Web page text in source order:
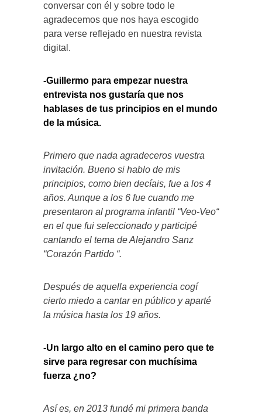
conversar con él y sobre todo le
agradecemos que nos haya escogido
para verse reflejado en nuestra revista
digital.
-Guillermo para empezar nuestra
entrevista nos gustaría que nos
hablases de tus principios en el mundo
de la música.
Primero que nada agradeceros vuestra
invitación. Bueno si hablo de mis
principios, como bien decíais, fue a los 4
años. Aunque a los 6 fue cuando me
presentaron al programa infantil “Veo-Veo“
en el que fui seleccionado y participé
cantando el tema de Alejandro Sanz
“Corazón Partido “.
Después de aquella experiencia cogí
cierto miedo a cantar en público y aparté
la música hasta los 19 años.
-Un largo alto en el camino pero que te
sirve para regresar con muchísima
fuerza ¿no?
Así es, en 2013 fundé mi primera banda